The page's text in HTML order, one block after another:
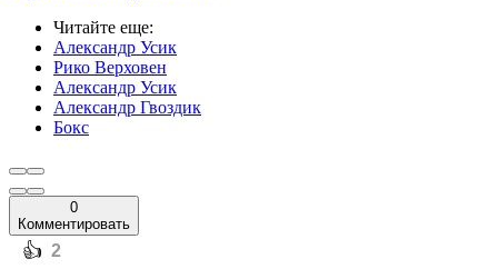
Читайте еще:
Александр Усик
Рико Верховен
Александр Усик
Александр Гвоздик
Бокс
0
Комментировать
️👍 2